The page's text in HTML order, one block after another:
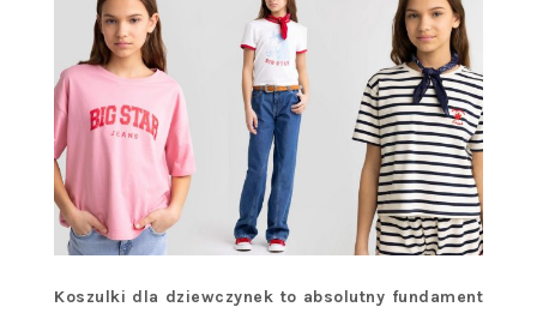
Koszulki dla dziewczynek to absolutny fundament